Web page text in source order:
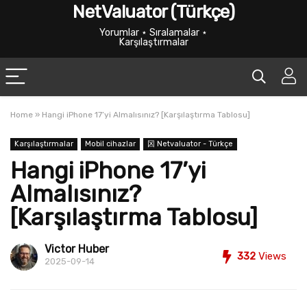
NetValuator (Türkçe)
Yorumlar ⋆ Sıralamalar ⋆
Karşılaştırmalar
Home » Hangi iPhone 17’yi Almalısınız? [Karşılaştırma Tablosu]
Karşılaştırmalar Mobil cihazlar 龱 Netvaluator - Türkçe
Hangi iPhone 17’yi
Almalısınız?
[Karşılaştırma Tablosu]
Victor Huber
2025-09-14 332 Views